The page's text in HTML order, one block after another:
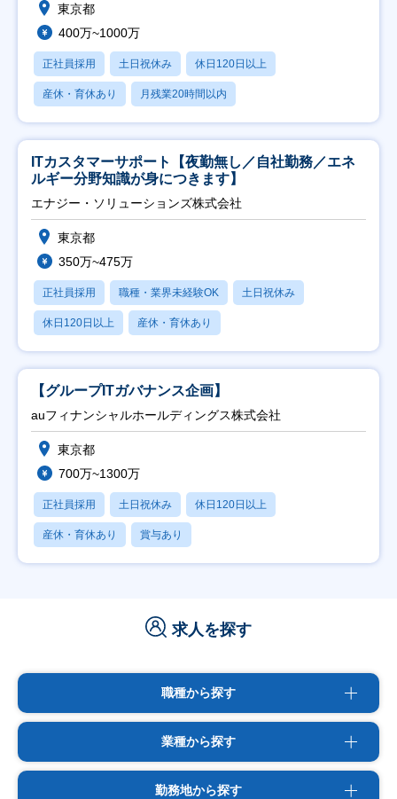
東京都
400万~1000万
正社員採用 土日祝休み 休日120日以上
産休・育休あり 月残業20時間以内
ITカスタマーサポート【夜勤無し／自社勤務／エネ
ルギー分野知識が身につきます】
エナジー・ソリューションズ株式会社
東京都
350万~475万
正社員採用 職種・業界未経験OK 土日祝休み
休日120日以上 産休・育休あり
【グループITガバナンス企画】
auフィナンシャルホールディングス株式会社
東京都
700万~1300万
正社員採用 土日祝休み 休日120日以上
産休・育休あり 賞与あり
求人を探す
職種から探す
業種から探す
勤務地から探す